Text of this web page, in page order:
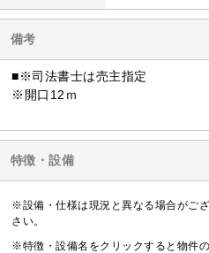
備考
■※司法書士は売主指定
※開口12ｍ
特徴・設備
※設備・仕様は現況と異なる場合がご
さい。
※特徴・設備名をクリックすると物件の